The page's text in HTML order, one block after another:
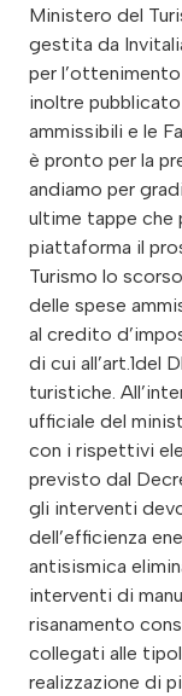
Ministero del
gestita da
per
inoltre
ammissibili e le
è pronto per la
andiamo per
ultime tappe che
piattaforma il
Turismo lo
delle spese
al credito
di cui all’art.1del
turistiche.
ufficiale del
con i rispettivi
previsto dal
gli interventi
dell’efficienza
antisismica
interventi di
risanamento
collegati alle
realizzazione di